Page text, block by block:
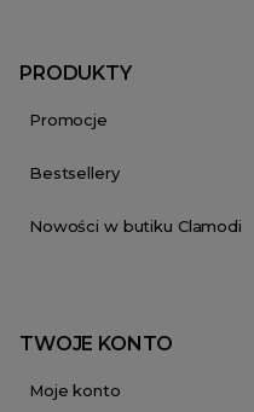
PRODUKTY
Promocje
Bestsellery
Nowości w butiku Clamodi
TWOJE KONTO
Moje konto